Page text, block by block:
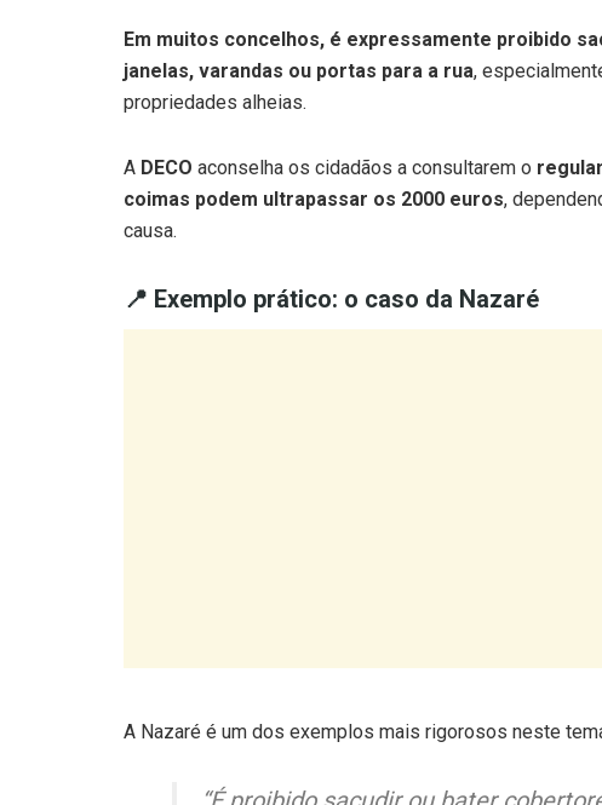
propriedades alheias.
A DECO
causa.
outros objetos pelas janelas,